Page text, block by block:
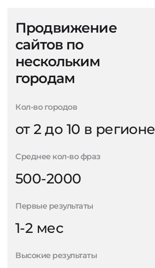
Продвижение
сайтов по
нескольким
городам
Кол-во городов
от 2 до 10 в регионе
Среднее кол-во фраз
500-2000
Первые результаты
1-2 мес
Высокие результаты